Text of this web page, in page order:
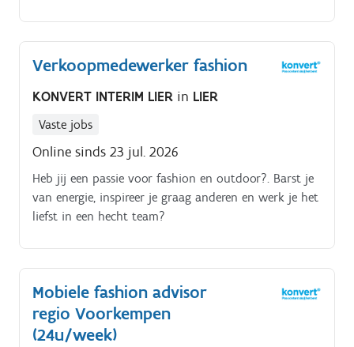
klantenbeleving en service.
Verkoopmedewerker fashion
KONVERT INTERIM LIER in LIER
Vaste jobs
Online sinds 23 jul. 2026
Heb jij een passie voor fashion en outdoor?. Barst je
van energie, inspireer je graag anderen en werk je het
liefst in een hecht team?
Mobiele fashion advisor
regio Voorkempen
(24u/week)